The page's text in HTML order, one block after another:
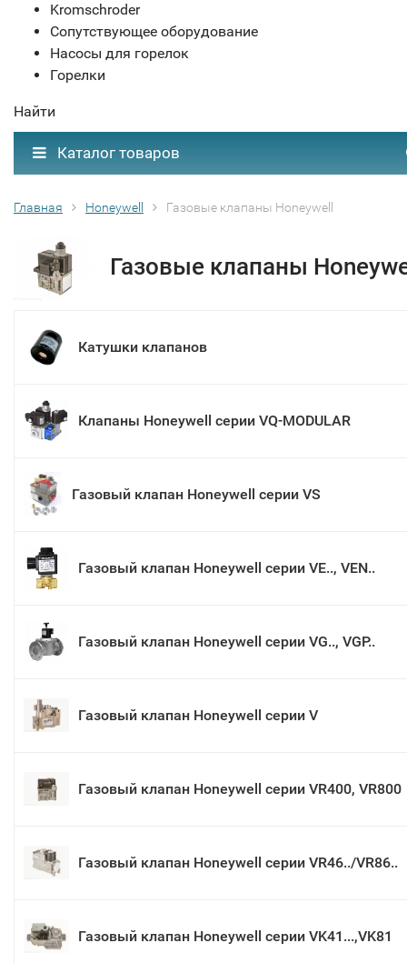
Kromschroder
Сопутствующее оборудование
Насосы для горелок
Горелки
Найти
Каталог товаров
Главная Honeywell Газовые клапаны Honeywell
Газовые клапаны
Катушки клапанов
Клапаны Honeywell серии VQ-MODULAR
Газовый клапан Honeywell серии VS
Газовый клапан Honeywell серии VE.., VEN..
Газовый клапан Honeywell серии VG.., VGP..
Газовый клапан Honeywell серии V
Газовый клапан Honeywell серии VR400, VR800
Газовый клапан Honeywell серии VR46../VR86..
Газовый клапан Honeywell серии VK41...,VK81